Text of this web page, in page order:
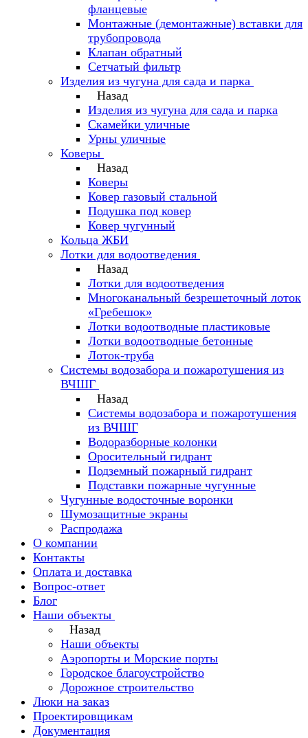
фланцевые
Монтажные (демонтажные) вставки для
трубопровода
Клапан обратный
Сетчатый фильтр
Изделия из чугуна для сада и парка
Назад
Изделия из чугуна для сада и парка
Скамейки уличные
Урны уличные
Коверы
Назад
Коверы
Ковер газовый стальной
Подушка под ковер
Ковер чугунный
Кольца ЖБИ
Лотки для водоотведения
Назад
Лотки для водоотведения
Многоканальный безрешеточный лоток
«Гребешок»
Лотки водоотводные пластиковые
Лотки водоотводные бетонные
Лоток-труба
Системы водозабора и пожаротушения из
ВЧШГ
Назад
Системы водозабора и пожаротушения
из ВЧШГ
Водоразборные колонки
Оросительный гидрант
Подземный пожарный гидрант
Подставки пожарные чугунные
Чугунные водосточные воронки
Шумозащитные экраны
Распродажа
О компании
Контакты
Оплата и доставка
Вопрос-ответ
Блог
Наши объекты
Назад
Наши объекты
Аэропорты и Морские порты
Городское благоустройство
Дорожное строительство
Люки на заказ
Проектировщикам
Документация